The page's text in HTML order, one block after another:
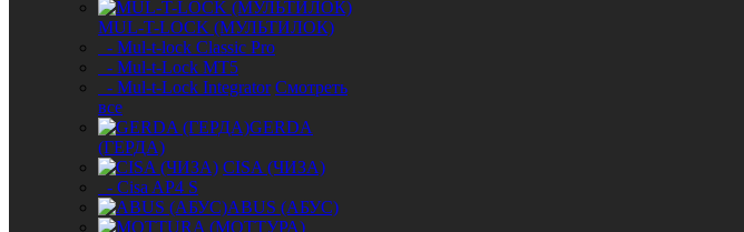
MUL-T-LOCK (МУЛЬТИЛОК)
- Mul-t-lock Classic Pro
- Mul-t-Lock MT5
- Mul-t-Lock Integrator Смотреть
все
GERDA
(ГЕРДА)
CISA (ЧИЗА)
- Cisa AP4 S
ABUS (АБУС)